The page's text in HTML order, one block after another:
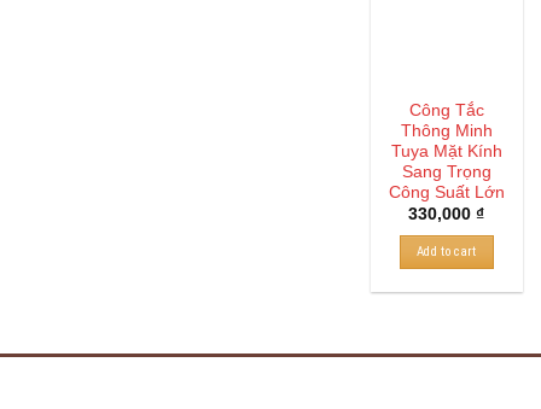
Công Tắc
Thông Minh
Tuya Mặt Kính
Sang Trọng
Công Suất Lớn
330,000₫
Add to cart